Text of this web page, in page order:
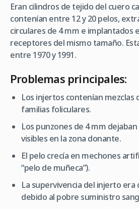
Eran cilindros de tejido del cuero
contenían entre 12 y 20 pelos,
circulares de 4 mm e implantados
receptores del mismo tamaño.
entre 1970 y 1991.
Problemas principales:
Los injertos contenían mezclas
familias foliculares.
Los punzones de 4 mm
visibles en la zona donante.
El pelo crecía en mechones
“pelo de muñeca”).
La supervivencia del injerto era
debido al pobre suministro